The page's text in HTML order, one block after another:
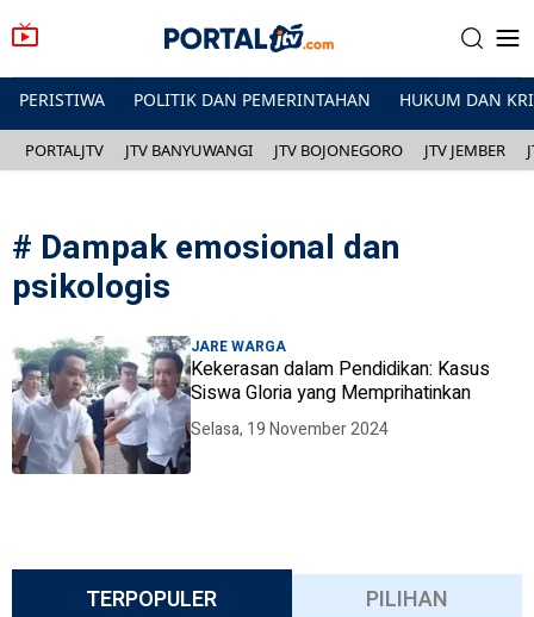
PERISTIWA POLITIK DAN PEMERINTAHAN HUKUM DAN
PORTALJTV JTV BANYUWANGI JTV BOJONEGORO JTV JEMBER
# Dampak emosional dan
psikologis
JARE WARGA
Kekerasan dalam Pendidikan: Kasus
Siswa Gloria yang Memprihatinkan
Selasa, 19 November 2024
TERPOPULER PILIHAN